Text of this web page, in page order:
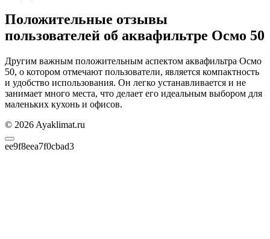
Положительные отзывы
пользователей об аквафильтре Осмо 50
Другим важным положительным аспектом аквафильтра Осмо
50, о котором отмечают пользователи, является компактность
и удобство использования. Он легко устанавливается и не
занимает много места, что делает его идеальным выбором для
маленьких кухонь и офисов.
© 2026 Ayaklimat.ru
ee9f8eea7f0cbad3